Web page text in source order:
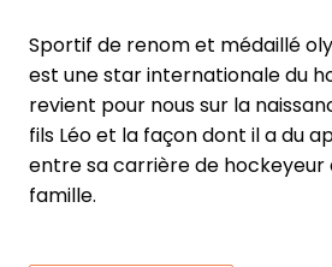
Sportif de renom et médaillé
est une star internationale du
revient pour nous sur la
fils Léo et la façon dont il a du
entre sa carrière de hockeyeur
famille.